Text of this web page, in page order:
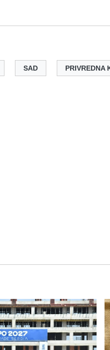
SAD PRIVREDNA